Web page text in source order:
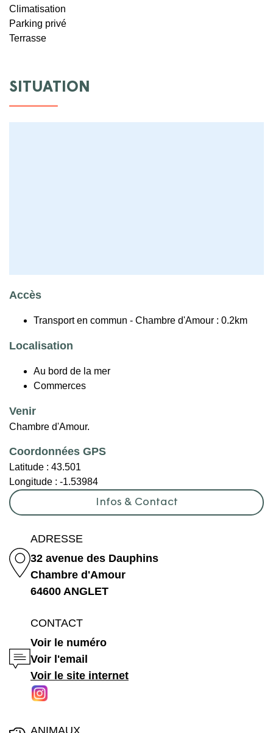
Climatisation
Parking privé
Terrasse
SITUATION
Accès
Transport en commun - Chambre d'Amour : 0.2km
Localisation
Au bord de la mer
Commerces
Venir
Chambre d'Amour.
Coordonnées GPS
Latitude : 43.501
Longitude : -1.53984
Infos & Contact
ADRESSE
32 avenue des Dauphins
Chambre d'Amour
64600 ANGLET
CONTACT
Voir le numéro
Voir l'email
Voir le site internet
ANIMAUX